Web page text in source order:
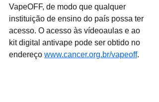
VapeOFF, de modo que qualquer
instituição de ensino do país possa ter
acesso. O acesso às vídeoaulas e ao
kit digital antivape pode ser obtido no
endereço www.cancer.org.br/vapeoff.